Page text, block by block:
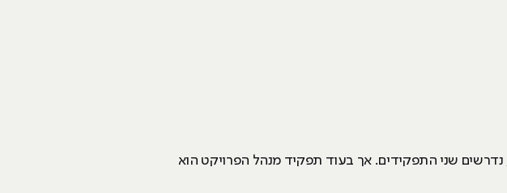
נדרשים שני התפקידים. אך בעוד תפקיד מנהל הפרויקט הוא